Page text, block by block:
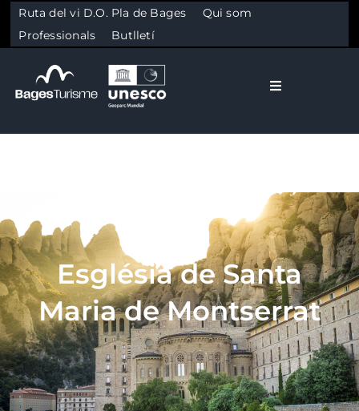
Ruta del vi D.O. Pla de Bages
Qui som
Professionals
Butlletí
Toggle
Cultura
Gastronomia
Planifica
Església de Santa
Maria de Montserrat